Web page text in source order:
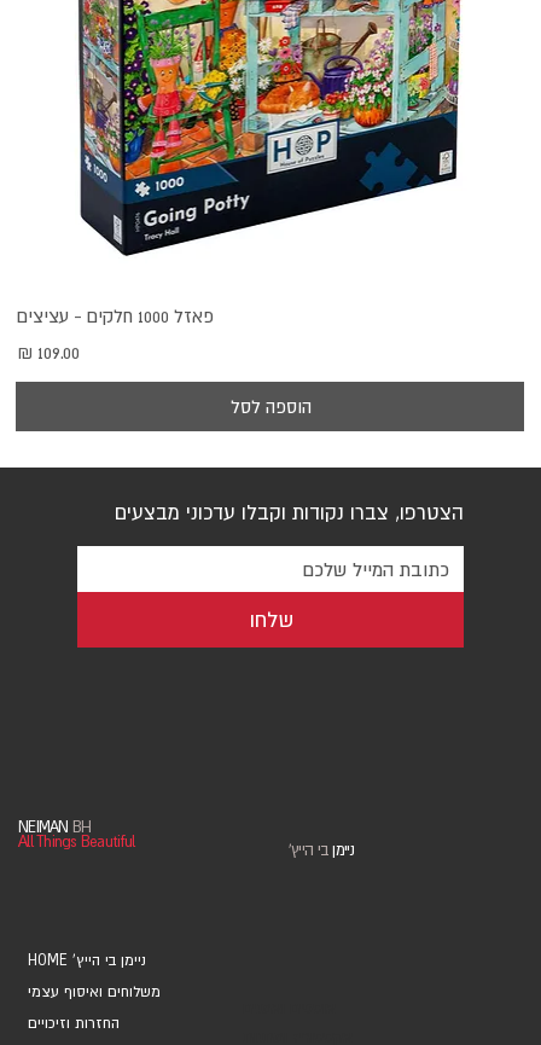
פאזל 1000 חלקים - עציצים
מחיר
הוספה לסל
HOME 'ניימן בי הייץ
משלוחים ואיסוף עצמי
החזרות וזיכויים
הצטרפו, צברו נקודות וקבלו עדכוני מבצעים
שלחו
NEIMAN BH
All Things Beautiful
' ניימן בי הייץ